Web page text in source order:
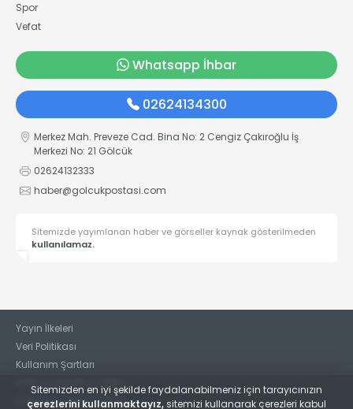
Spor
Vefat
Whatsapp İhbar
02624134300
Merkez Mah. Preveze Cad. Bina No: 2 Cengiz Çakıroğlu İş
Merkezi No: 21 Gölcük
02624132333
haber@golcukpostasi.com
Sitemizde yayımlanan haber ve görseller kaynak gösterilmeden
kullanılamaz.
Yayın İlkeleri
Veri Politikası
Kullanım Şartları
KVKK Bilgi Talep Formu
Sitemizden en iyi şekilde faydalanabilmeniz için tarayıcınızın
çerezlerini kullanmaktayız, sitemizi kullanarak çerezleri kabul